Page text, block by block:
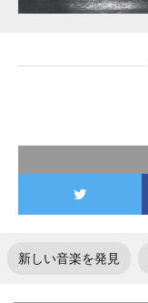
新しい音楽を発見